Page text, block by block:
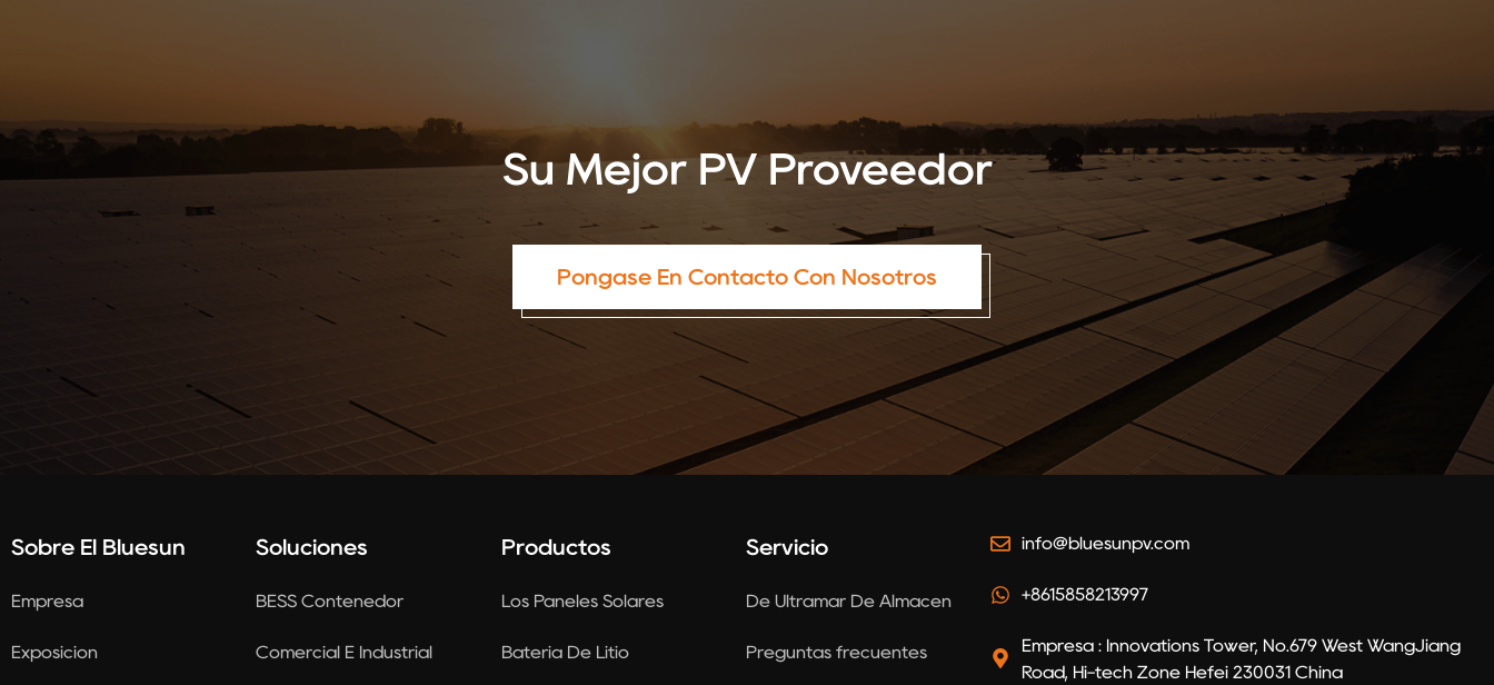
Su Mejor PV Proveedor
Póngase En Contacto Con Nosotros
Sobre El Bluesun
Empresa
Exposición
Soluciones
BESS Contenedor
Comercial E Industrial
Productos
Los Paneles Solares
Batería De Litio
Servicio
De Ultramar De Almacén
Preguntas frecuentes
info@bluesunpv.com
+8615858213997
Empresa : Innovations Tower, No.679 West WangJiang
Road, Hi-tech Zone Hefei 230031 China